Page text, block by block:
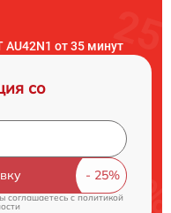
AU42N1 от 35 минут
со
соглашаетесь cполитикой